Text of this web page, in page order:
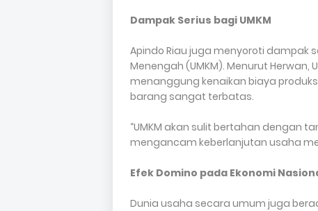
Dampak Serius bagi UMKM
Apindo Riau juga menyoroti dampak
Menengah (UMKM). Menurut
menanggung kenaikan biaya
barang sangat terbatas.
“UMKM akan sulit bertahan dengan
mengancam keberlanjutan usaha
Efek Domino pada Ekonomi
Dunia usaha secara umum juga